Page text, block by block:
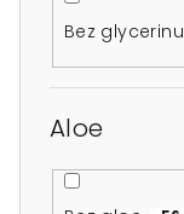
Bez glycerinu
Aloe